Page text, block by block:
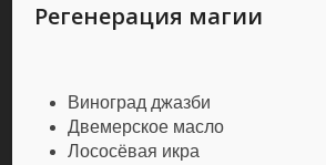
Регенерация магии
Виноград джазби
Двемерское масло
Лососёвая икра